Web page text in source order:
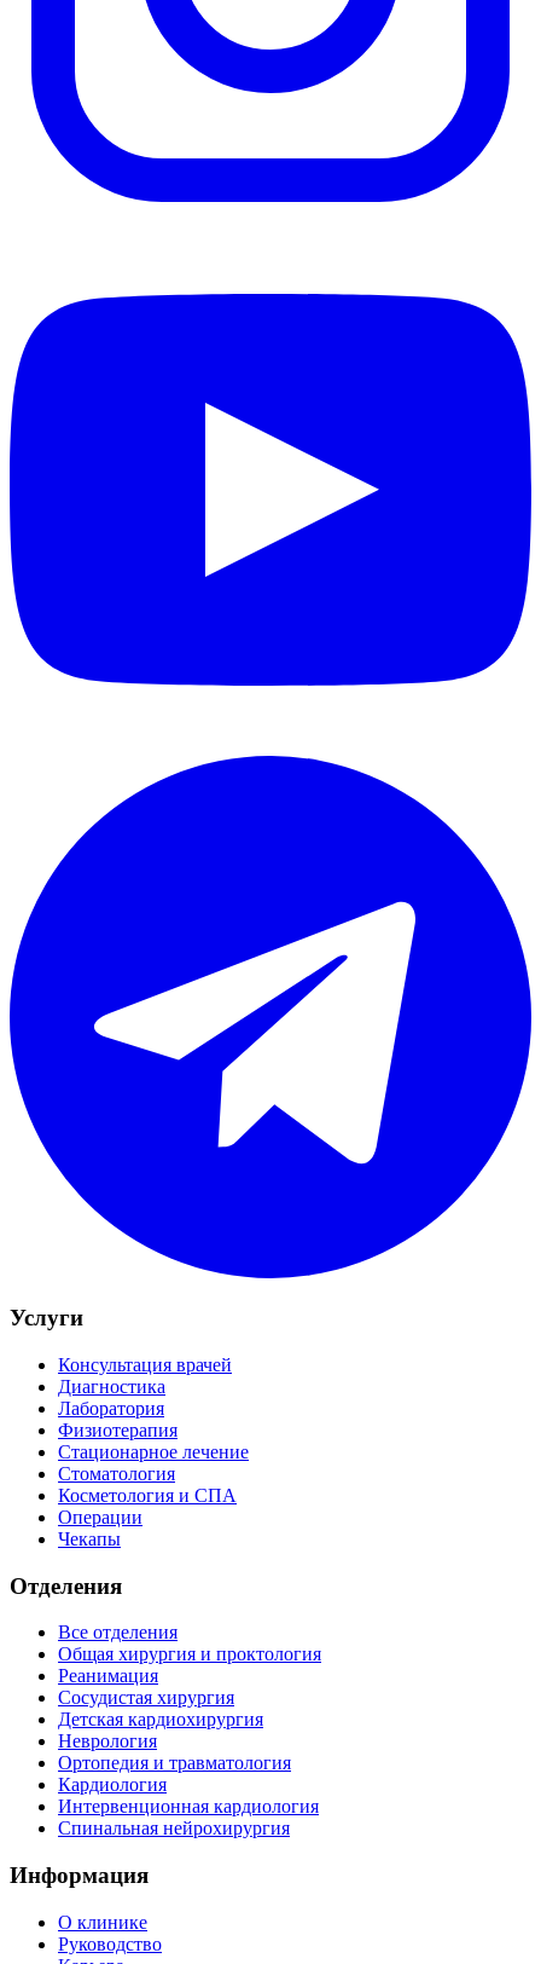
Услуги
Консультация врачей
Диагностика
Лаборатория
Физиотерапия
Стационарное лечение
Стоматология
Косметология и СПА
Операции
Чекапы
Отделения
Все отделения
Общая хирургия и проктология
Реанимация
Сосудистая хирургия
Детская кардиохирургия
Неврология
Ортопедия и травматология
Кардиология
Интервенционная кардиология
Спинальная нейрохирургия
Информация
О клинике
Руководство